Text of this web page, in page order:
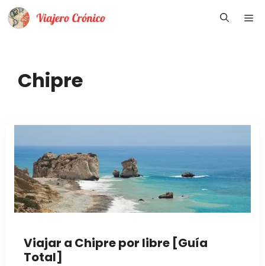
Saltar
Chipre
Viajar a Chipre por libre [Guía
Total]